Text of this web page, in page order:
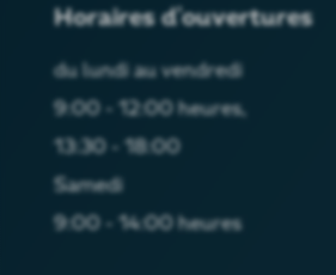
Horaires d'ouvertures
du lundi au vendredi
9:00 - 12:00 heures,
13:30 - 18:00
Samedi
9:00 - 14:00 heures